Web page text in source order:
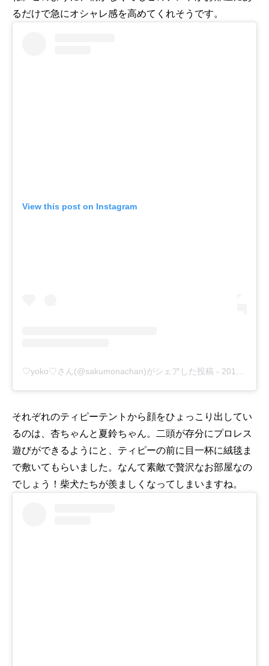
るだけで急にオシャレ感を高めてくれそうです。
View this post on Instagram
♡yoko♡さん(@sakumonachan)がシェアした投稿 - 2018年10月月17日午前7時19分PDT
それぞれのティピーテントから顔をひょっこり出してい
るのは、杏ちゃんと夏鈴ちゃん。二頭が存分にプロレス
遊びができるようにと、ティピーの前に目一杯に絨毯ま
で敷いてもらいました。なんて素敵で贅沢なお部屋なの
でしょう！柴犬たちが羨ましくなってしまいますね。